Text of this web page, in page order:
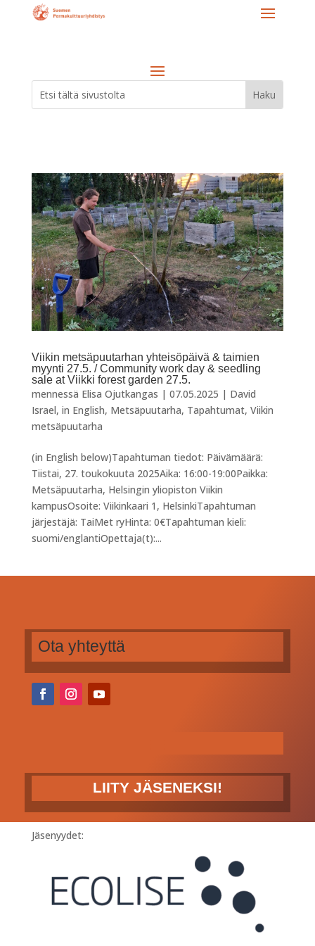
Viikin metsäpuutarhan yhteisöpäivä & taimien
myynti 27.5. / Community work day & seedling
sale at Viikki forest garden 27.5.
mennessä Elisa Ojutkangas | 07.05.2025 | David
Israel, in English, Metsäpuutarha, Tapahtumat, Viikin
metsäpuutarha
(in English below)Tapahtuman tiedot: Päivämäärä:
Tiistai, 27. toukokuuta 2025Aika: 16:00-19:00Paikka:
Metsäpuutarha, Helsingin yliopiston Viikin
kampusOsoite: Viikinkaari 1, HelsinkiTapahtuman
järjestäjä: TaiMet ryHinta: 0€Tapahtuman kieli:
suomi/englantiOpettaja(t):...
Ota yhteyttä
LIITY JÄSENEKSI!
Jäsenyydet: